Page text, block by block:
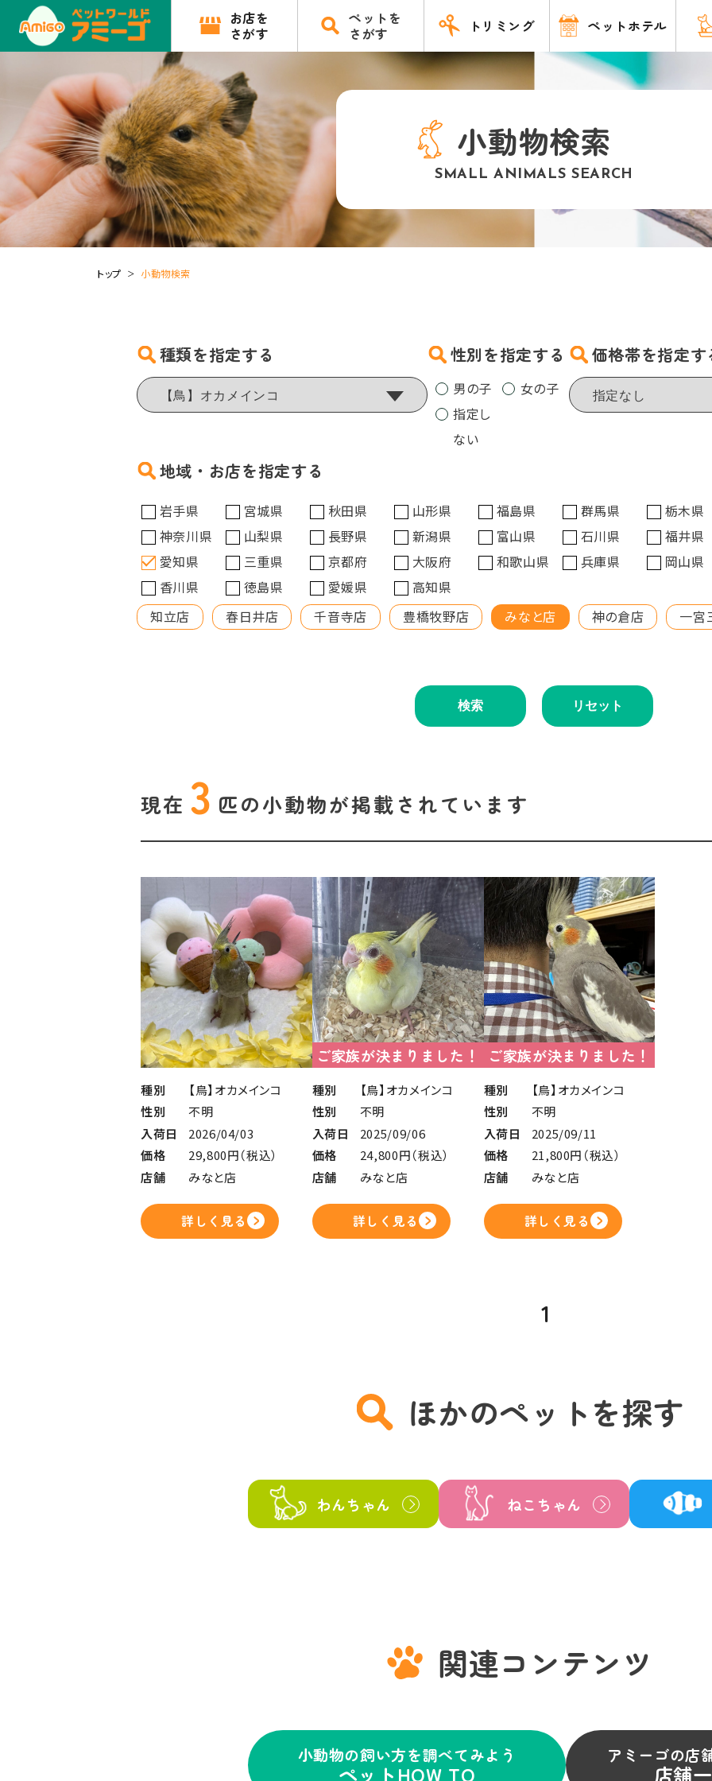
お店を
さがす
ペットを
さがす
トリミング ペットホテル
小動物検索
SMALL ANIMALS SEARCH
トップ 小動物検索
種類を指定する 性別を指定する
男の子
女の子
指定し
ない
価格帯を指定す
地域・お店を指定する
岩手県 宮城県 秋田県 山形県 福島県 群馬県
栃木県
神奈川県
山梨県 長野県 新潟県 富山県 石川県
福井県
愛知県
三重県 京都府 大阪府 和歌山県 兵庫県
岡山県
香川県
徳島県 愛媛県
高知県
知立店
春日井店 千音寺店 豊橋牧野店 みなと店 神の倉店 一宮
検索 リセット
現在 3 匹の小動物が掲載されています
種別
【鳥】オカメインコ
性別
不明
入荷日
2026/04/03
価格
29,800円（税込）
店舗
みなと店
詳しく見る
ご家族が決まりました！
種別
【鳥】オカメインコ
性別
不明
入荷日
2025/09/06
価格
24,800円（税込）
店舗
みなと店
詳しく見る
ご家族が決まりました！
種別
【鳥】オカメインコ
性別
不明
入荷日
2025/09/11
価格
21,800円（税込）
店舗
みなと店
詳しく見る
1
ほかのペットを探す
わんちゃん ねこちゃん
関連コンテンツ
小動物の飼い方を調べてみよう
ペットHOW TO
アミーゴの店
店舗